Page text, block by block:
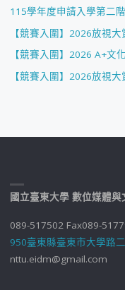
115學年度申請入學第二
【競賽入圍】2026放視
【競賽入圍】2026 A+文
【競賽入圍】2026放視
國立臺東大學 數位媒體與
089-517502 Fax089-
950臺東縣臺東市大學路
nttu.eidm@gmail.com